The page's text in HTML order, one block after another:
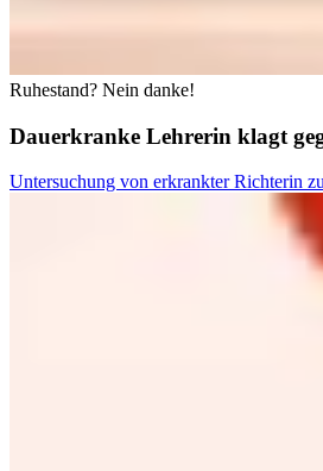
Ruhestand? Nein danke!
Dauerkranke Lehrerin klagt
Untersuchung von erkrankter Richterin